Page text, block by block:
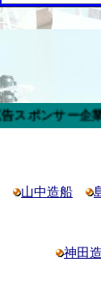
山中造船
神田